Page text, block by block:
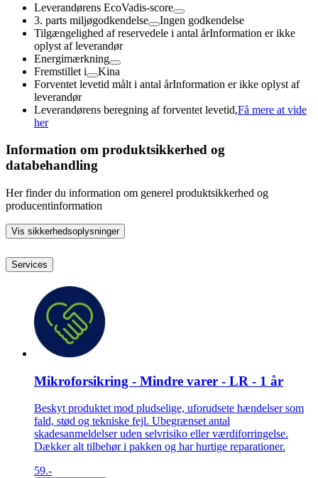
Leverandørens EcoVadis-score
3. parts miljøgodkendelse
Ingen godkendelse
Tilgængelighed af reservedele i antal årInformation er ikke
oplyst af leverandør
Energimærkning
Fremstillet i
Kina
Forventet levetid målt i antal årInformation er ikke oplyst af
leverandør
Leverandørens beregning af forventet levetid,Få mere at vide
her
Information om produktsikkerhed og
databehandling
Her finder du information om generel produktsikkerhed og
producentinformation
Vis sikkerhedsoplysninger
Services
Mikroforsikring - Mindre varer - LR - 1 år
Beskyt produktet mod pludselige, uforudsete hændelser som
fald, stød og tekniske fejl. Ubegrænset antal
skadesanmeldelser uden selvrisiko eller værdiforringelse.
Dækker alt tilbehør i pakken og har hurtige reparationer.
59.-